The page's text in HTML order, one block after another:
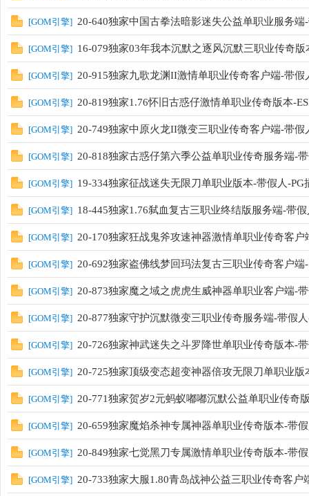
[GOM引擎] 20-640独家中国古拳法暗影迷失公益单职业服务端
[GOM引擎] 16-079独家03年我本沉默之逐风沉默三职业传奇
[GOM引擎] 20-915独家九歌龙渊II激情单职业传奇客户端-带假
[GOM引擎] 20-819独家1.76怀旧古惑仔激情单职业传奇版本-
[GOM引擎] 20-749独家中原火龙II微变三职业传奇客户端-带假
[GOM引擎] 20-818独家古惑仔第六季公益单职业传奇服务端-
[GOM引擎] 19-334独家征战迷失无限刀单职业版本-带假人-
[GOM引擎] 18-445独家1.76弑血复古三职业终结版服务端-带
[GOM引擎] 20-170独家狂战鬼斧攻速神器激情单职业传奇客户
[GOM引擎] 20-692独家盗佛线梦回玛法复古三职业传奇客户
[GOM引擎] 20-873独家魔之域之虎虎生威神器单职业客户端-
[GOM引擎] 20-877独家守护沉默微变三职业传奇服务端-带假
[GOM引擎] 20-726独家神武迷失之斗罗降世单职业传奇版本-
[GOM引擎] 20-725独家顶级变态超变神器倍攻无限刀单职业
[GOM引擎] 20-771独家贺岁2元蚂蚁嘟嘟沉默公益单职业传奇
[GOM引擎] 20-659独家魔焰杀神专属神器单职业传奇版本-带
[GOM引擎] 20-849独家七觉黑刀专属激情单职业传奇版本-带
[GOM引擎] 20-733独家大服1.80青岛战神公益三职业传奇客户